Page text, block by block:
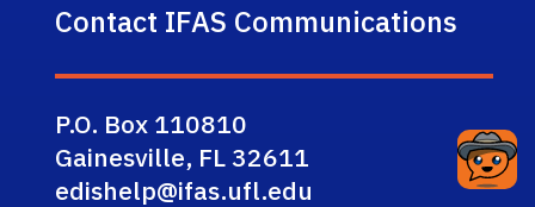
Contact IFAS Communications
P.O. Box 110810
Gainesville, FL 32611
edishelp@ifas.ufl.edu